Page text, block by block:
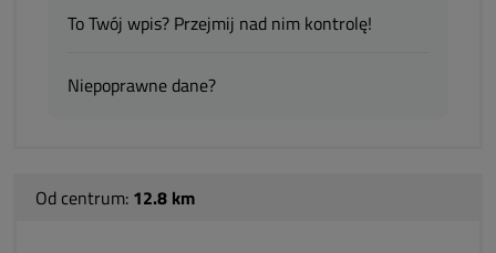
To Twój wpis? Przejmij nad nim kontrolę!
Niepoprawne dane?
Od centrum: 12.8 km